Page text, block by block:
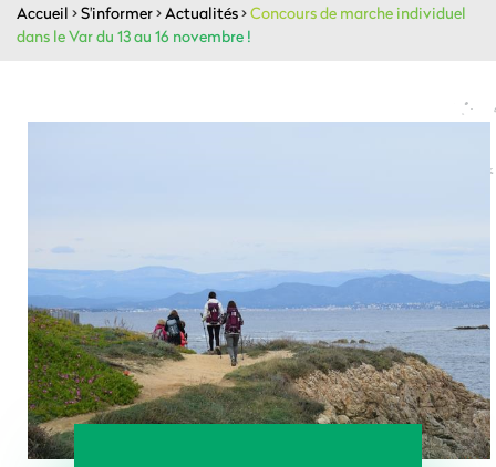
Accueil >S'informer>Actualités>Concours de marche individuel
dans le Var du 13 au 16 novembre !